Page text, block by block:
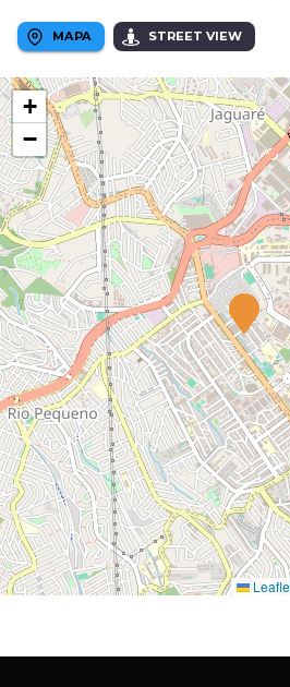
MAPA STREET VIEW
+
−